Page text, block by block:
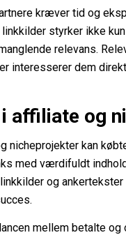
kræver tid og
styrker ikke
relevans.
interesserer dem
affiliate og
nicheprojekter kan
med værdifuldt
og
mellem betalte